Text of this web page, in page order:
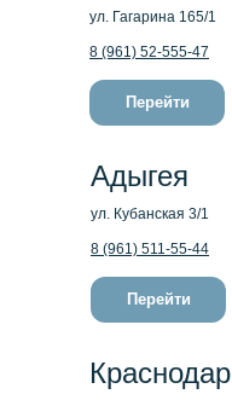
ул. Гагарина 165/1
8 (961) 52-555-47
Перейти
Адыгея
ул. Кубанская 3/1
8 (961) 511-55-44
Перейти
Краснодар